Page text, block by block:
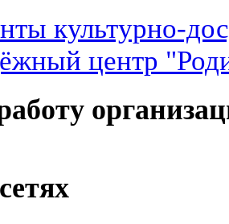
культурно-
центр